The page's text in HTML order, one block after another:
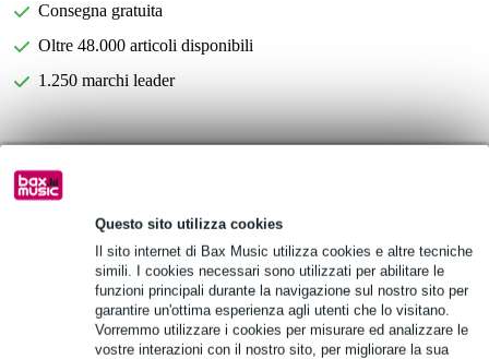
Questo sito utilizza cookies
Il sito internet di Bax Music utilizza cookies e altre tecniche
simili. I cookies necessari sono utilizzati per abilitare le
funzioni principali durante la navigazione sul nostro sito per
garantire un'ottima esperienza agli utenti che lo visitano.
Vorremmo utilizzare i cookies per misurare ed analizzare le
vostre interazioni con il nostro sito, per migliorare la sua
Consegna gratuita
Oltre 48.000 articoli disponibili
1.250 marchi leader
LD Systems STINGER MON 101 A G2
monitor da pavimento
tipo: attivo, coassiale
Specifiche complete
Vedi anche (4)